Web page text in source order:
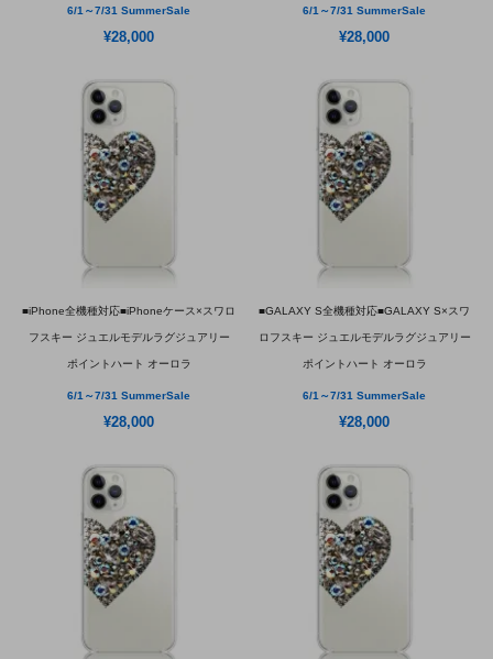
6/1～7/31 SummerSale
¥28,000
6/1～7/31 SummerSale
¥28,000
■iPhone全機種対応■iPhoneケース×スワロ
フスキー ジュエルモデルラグジュアリー
ポイントハート オーロラ
6/1～7/31 SummerSale
¥28,000
■GALAXY S全機種対応■GALAXY S×スワ
ロフスキー ジュエルモデルラグジュアリー
ポイントハート オーロラ
6/1～7/31 SummerSale
¥28,000